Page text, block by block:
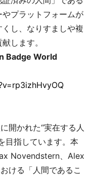
プラットフォームが
し、なりすましや複
します。
Badge World
開かれた“実在する人
目指しています。本
Novendstern、Alex
ける「人間であるこ